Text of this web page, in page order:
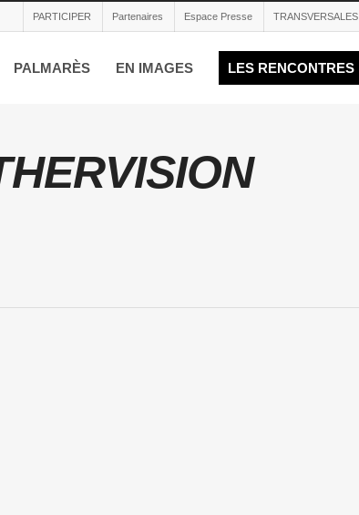
PARTICIPER Partenaires Espace Presse TRANSVERSALES
PALMARÈS EN IMAGES LES RENCONTRES